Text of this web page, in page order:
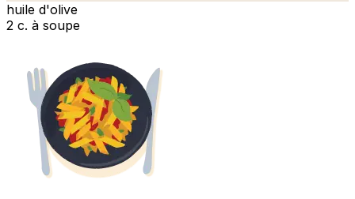
huile d'olive
2 c. à soupe